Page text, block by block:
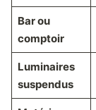
Bar ou
comptoir
Luminaires
suspendus